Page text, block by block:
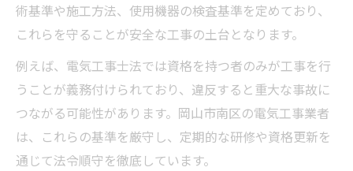
電気工事で必要な主な資格と取得方法
電気工事業の許可申請ステップを紹介
法律に沿った電気工事士資格の取得手順
電気工事登録や許可の申請書類まとめ
電気工事の資格更新と法令対応の注意点
法改正直前に確認したい電気工事の手続き
術基準や施工方法、使用機器の検査基準を定めており、
これらを守ることが安全な工事の土台となります。
例えば、電気工事士法では資格を持つ者のみが工事を行
うことが義務付けられており、違反すると重大な事故に
つながる可能性があります。岡山市南区の電気工事業者
は、これらの基準を厳守し、定期的な研修や資格更新を
通じて法令順守を徹底しています。